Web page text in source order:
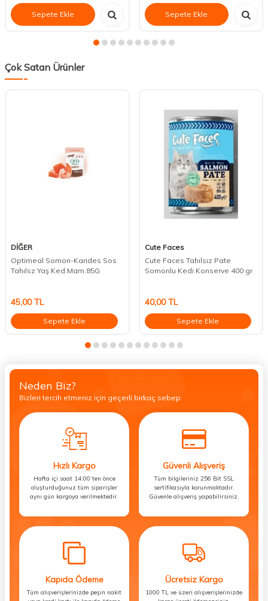
Sepete Ekle Sepete Ekle
Çok Satan Ürünler
DİĞER
Optimeal Somon-Karides Sos
Tahılsz Yaş Ked.Mam.85G
45,00TL
Sepete Ekle
Cute Faces
Cute Faces Tahılsız Pate
Somonlu Kedi Konserve 400 gr
40,00TL
Sepete Ekle
Neden Biz?
Bizleri tercih etmeniz için geçerli birkaç sebep.
Hızlı Kargo
Hafta içi saat 14:00’ten önce
oluşturduğunuz tüm siparişler
aynı gün kargoya verilmektedir.
Güvenli Alışveriş
Tüm bilgileriniz 256 Bit SSL
sertifikasıyla korunmaktadır.
Güvenle alışveriş yapabilirsiniz.
Kapıda Ödeme
Tüm alışverişlerinizde peşin nakit
Ücretsiz Kargo
1000 TL ve üzeri alışverişlerinizde